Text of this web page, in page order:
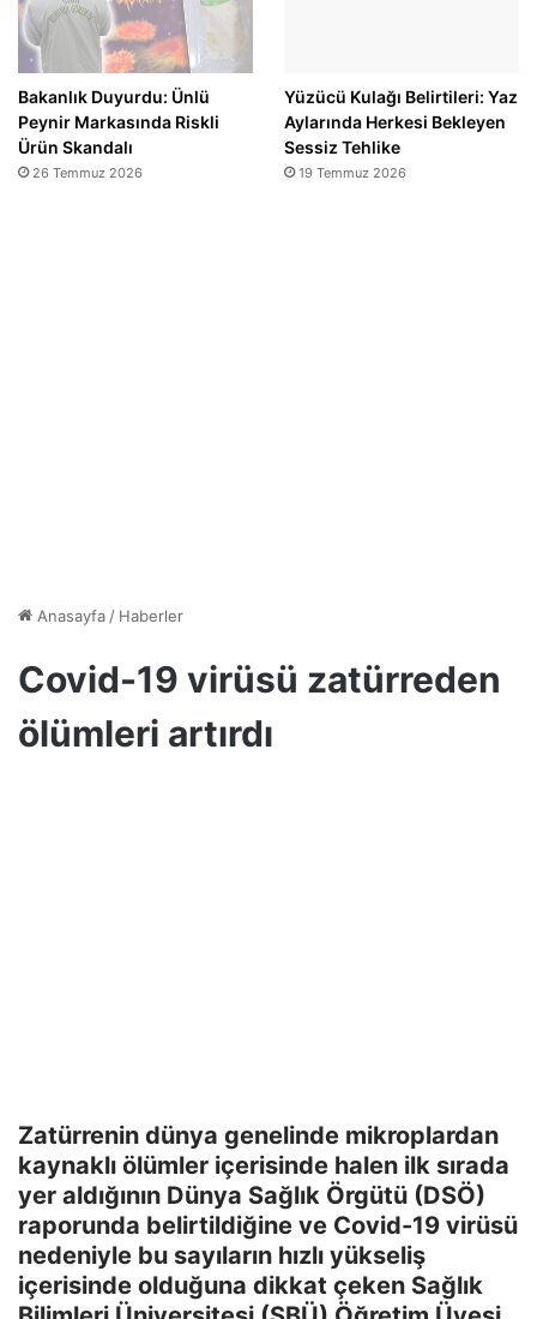
Bakanlık Duyurdu: Ünlü
Peynir Markasında Riskli
Ürün Skandalı
26 Temmuz 2026
Yüzücü Kulağı Belirtileri: Yaz
Aylarında Herkesi Bekleyen
Sessiz Tehlike
19 Temmuz 2026